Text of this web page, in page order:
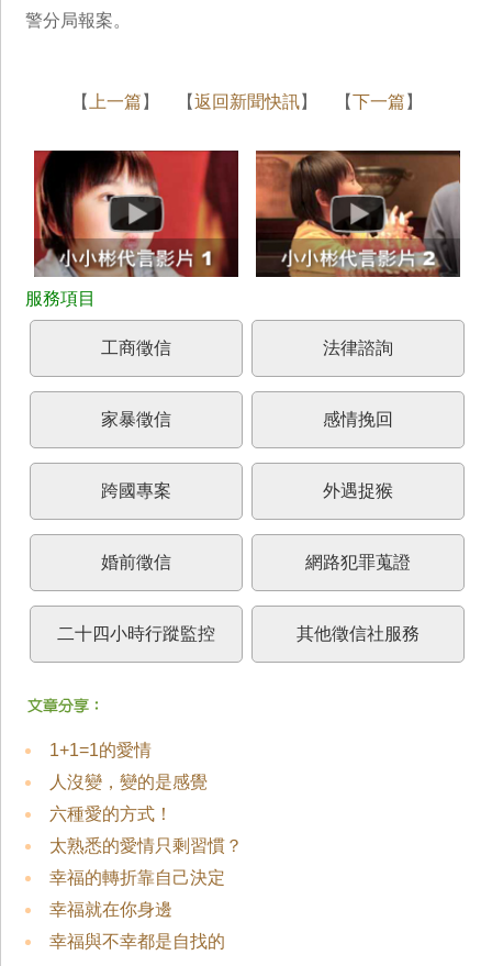
警分局報案。
【 上一篇 】 【返回新聞快訊】 【下一篇 】
工商徵信 法律諮詢
家暴徵信 感情挽回
跨國專案 外遇捉猴
婚前徵信 網路犯罪蒐證
二十四小時行蹤監控 其他徵信社服務
1+1=1的愛情
人沒變，變的是感覺
六種愛的方式！
太熟悉的愛情只剩習慣？
幸福的轉折靠自己決定
幸福就在你身邊
幸福與不幸都是自找的